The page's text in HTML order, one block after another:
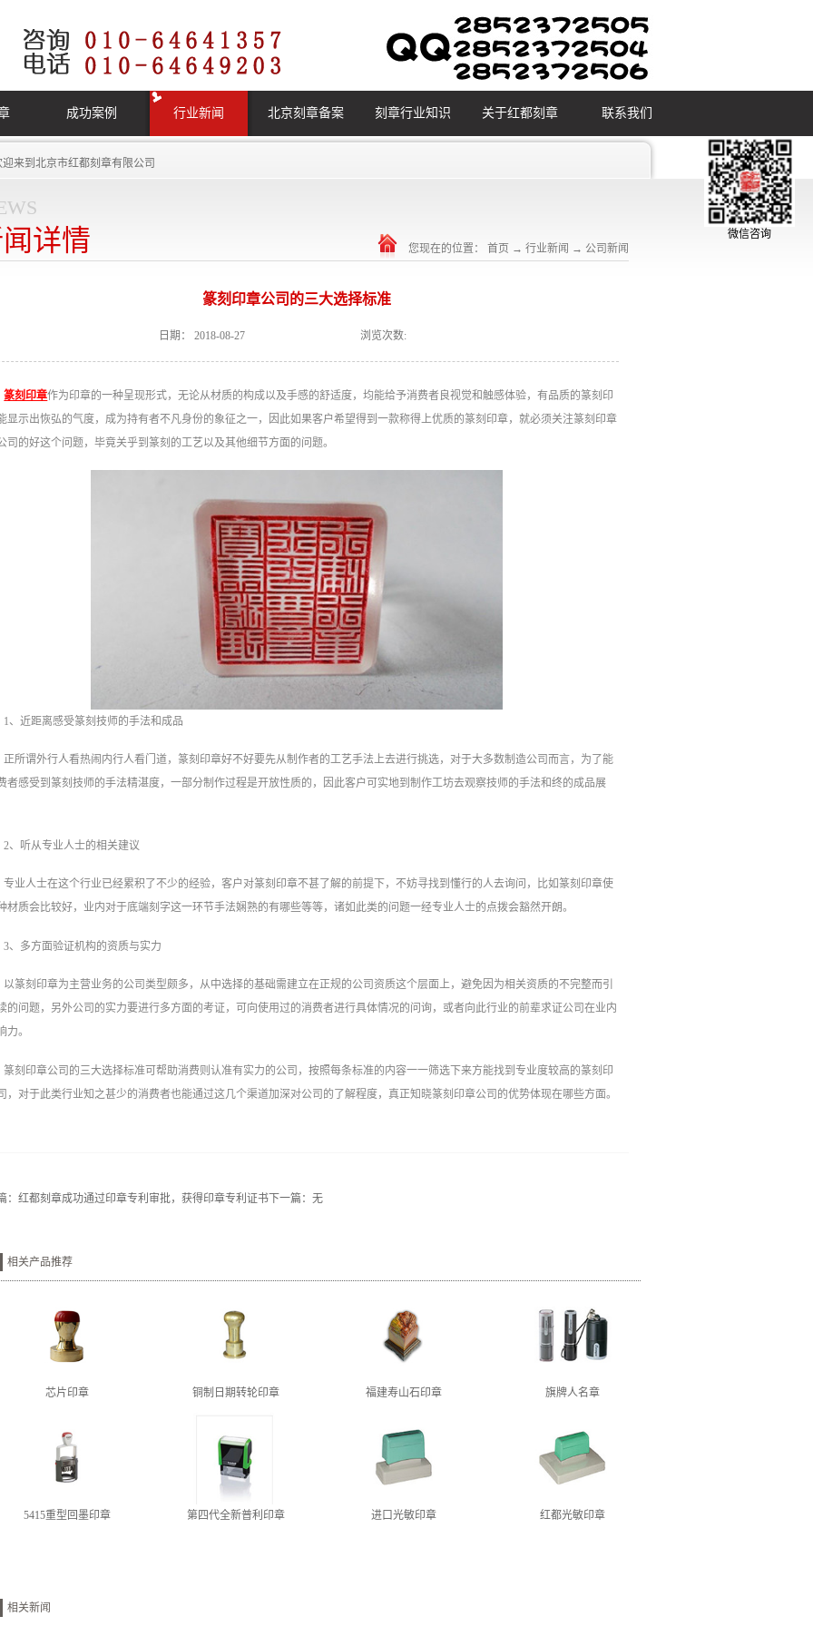
成功案例 行业新闻 北京刻章备案 刻章行业知识 关于红都刻章 联系我们
迎来到 北京市红都刻章有限公司
详情
您现在的位置： 首页 → 行业新闻 → 公司新闻
篆刻印章公司的三大选择标准
日期： 2018-08-27 浏览次数:
篆刻印章作为印章的一种呈现形式，无论从材质的构成以及手感的舒适度，均能给予消费者良视觉和触感体验，有品质的篆刻印
显示出恢弘的气度，成为持有者不凡身份的象征之一，因此如果客户希望得到一款称得上优质的篆刻印章，就必须关注篆刻印章
司的好这个问题，毕竟关乎到篆刻的工艺以及其他细节方面的问题。
1、近距离感受篆刻技师的手法和成品
正所谓外行人看热闹内行人看门道，篆刻印章好不好要先从制作者的工艺手法上去进行挑选，对于大多数制造公司而言，为了能
者感受到篆刻技师的手法精湛度，一部分制作过程是开放性质的，因此客户可实地到制作工坊去观察技师的手法和终的成品展
2、听从专业人士的相关建议
专业人士在这个行业已经累积了不少的经验，客户对篆刻印章不甚了解的前提下，不妨寻找到懂行的人去询问，比如篆刻印章使
材质会比较好，业内对于底端刻字这一环节手法娴熟的有哪些等等，诸如此类的问题一经专业人士的点拨会豁然开朗。
3、多方面验证机构的资质与实力
以篆刻印章为主营业务的公司类型颇多，从中选择的基础需建立在正规的公司资质这个层面上，避免因为相关资质的不完整而引
的问题，另外公司的实力要进行多方面的考证，可向使用过的消费者进行具体情况的问询，或者向此行业的前辈求证公司在业内
力。
篆刻印章公司的三大选择标准可帮助消费则认准有实力的公司，按照每条标准的内容一一筛选下来方能找到专业度较高的篆刻印
，对于此类行业知之甚少的消费者也能通过这几个渠道加深对公司的了解程度，真正知晓篆刻印章公司的优势体现在哪些方面。
：红都刻章成功通过印章专利审批，获得印章专利证书 下一篇：无
相关产品推荐
芯片印章 铜制日期转轮印章 福建寿山石印章 旗牌人名章
5415重型回墨印章 第四代全新普利印章 进口光敏印章 红都光敏印章
相关新闻
微信咨询